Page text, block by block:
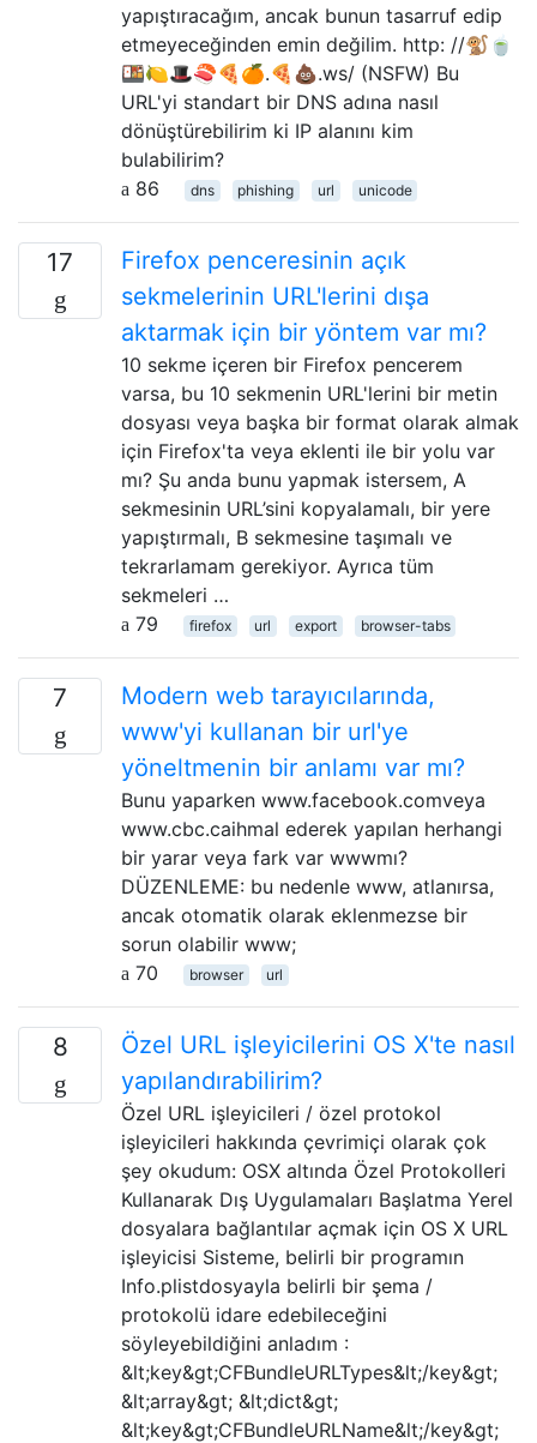
yapıştıracağım, ancak bunun tasarruf edip
etmeyeceğinden emin değilim. http: //🐒🍵
🍱🍋🎩🍣🍕🍊.🍕💩.ws/ (NSFW) Bu
URL'yi standart bir DNS adına nasıl
dönüştürebilirim ki IP alanını kim
bulabilirim?
86
dns phishing url unicode
17
Firefox penceresinin açık
sekmelerinin URL'lerini dışa
aktarmak için bir yöntem var mı?
10 sekme içeren bir Firefox pencerem
varsa, bu 10 sekmenin URL'lerini bir metin
dosyası veya başka bir format olarak almak
için Firefox'ta veya eklenti ile bir yolu var
mı? Şu anda bunu yapmak istersem, A
sekmesinin URL’sini kopyalamalı, bir yere
yapıştırmalı, B sekmesine taşımalı ve
tekrarlamam gerekiyor. Ayrıca tüm
sekmeleri …
79
firefox url export browser-tabs
7
Modern web tarayıcılarında,
www'yi kullanan bir url'ye
yöneltmenin bir anlamı var mı?
Bunu yaparken www.facebook.comveya
www.cbc.caihmal ederek yapılan herhangi
bir yarar veya fark var wwwmı?
DÜZENLEME: bu nedenle www, atlanırsa,
ancak otomatik olarak eklenmezse bir
sorun olabilir www;
70
browser url
8
Özel URL işleyicilerini OS X'te nasıl
yapılandırabilirim?
Özel URL işleyicileri / özel protokol
işleyicileri hakkında çevrimiçi olarak çok
şey okudum: OSX altında Özel Protokolleri
Kullanarak Dış Uygulamaları Başlatma Yerel
dosyalara bağlantılar açmak için OS X URL
işleyicisi Sisteme, belirli bir programın
Info.plistdosyayla belirli bir şema /
protokolü idare edebileceğini
söyleyebildiğini anladım :
&lt;key&gt;CFBundleURLTypes&lt;/key&gt;
&lt;array&gt; &lt;dict&gt;
&lt;key&gt;CFBundleURLName&lt;/key&gt;